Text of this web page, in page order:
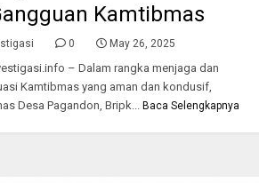
Kamtibmas
0 May 26, 2025
– Dalam rangka menjaga dan
Kamtibmas yang aman dan kondusif,
Desa Pagandon, Bripk...
Baca Selengkapnya